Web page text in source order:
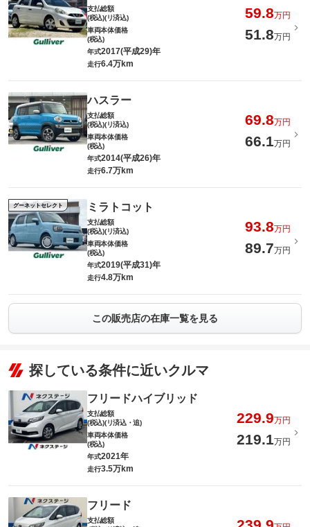
支払総額
(税込)(リ済込)
59.8万円
車両本体価格
(税込)
51.8万円
年式2017(平成29)年
走行6.4万km
ハスラー
支払総額
(税込)(リ済込)
69.8万円
車両本体価格
(税込)
66.1万円
年式2014(平成26)年
走行6.7万km
グーネットセレクト ミラトコット
支払総額
(税込)(リ済込)
93.8万円
車両本体価格
(税込)
89.7万円
年式2019(平成31)年
走行4.8万km
この販売店の在庫一覧を見る
探している条件に近いクルマ
フリードハイブリッド
支払総額
(税込)(リ済込・追)
229.9万円
車両本体価格
(税込)
219.1万円
年式2021年
走行3.5万km
フリード
支払総額